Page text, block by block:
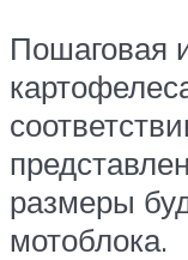
Пошаговая
размеры
мотоблока.